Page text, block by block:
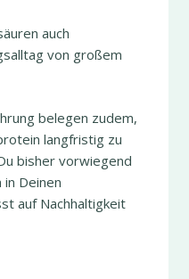
auch
von großem
belegen zudem,
langfristig zu
bisher vorwiegend
Deinen
auf Nachhaltigkeit